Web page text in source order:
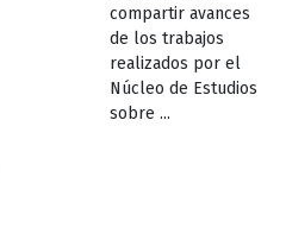
compartir avances
de los trabajos
realizados por el
Núcleo de Estudios
sobre ...